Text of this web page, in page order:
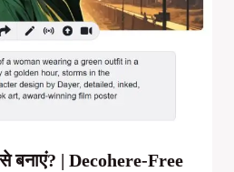
| Decohere-Free